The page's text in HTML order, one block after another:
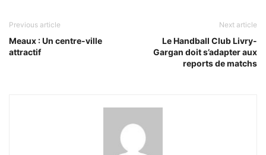
Previous article
Meaux : Un centre-ville
attractif
Next article
Le Handball Club Livry-
Gargan doit s’adapter aux
reports de matchs